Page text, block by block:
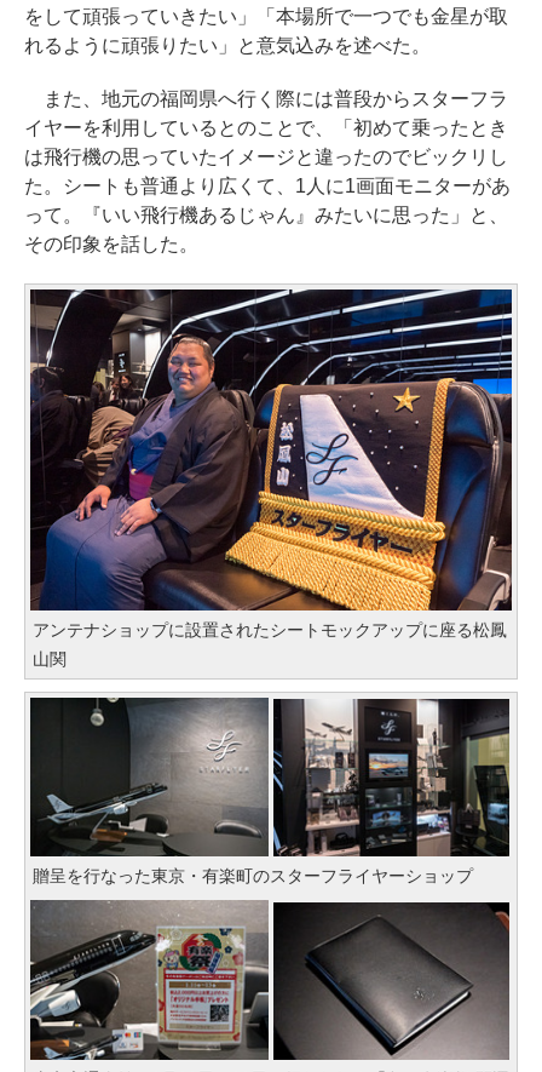
をして頑張っていきたい」「本場所で一つでも金星が取
れるように頑張りたい」と意気込みを述べた。
また、地元の福岡県へ行く際には普段からスターフラ
イヤーを利用しているとのことで、「初めて乗ったとき
は飛行機の思っていたイメージと違ったのでビックリし
た。シートも普通より広くて、1人に1画面モニターがあ
って。『いい飛行機あるじゃん』みたいに思った」と、
その印象を話した。
アンテナショップに設置されたシートモックアップに座る松鳳
山関
贈呈を行なった東京・有楽町のスターフライヤーショップ